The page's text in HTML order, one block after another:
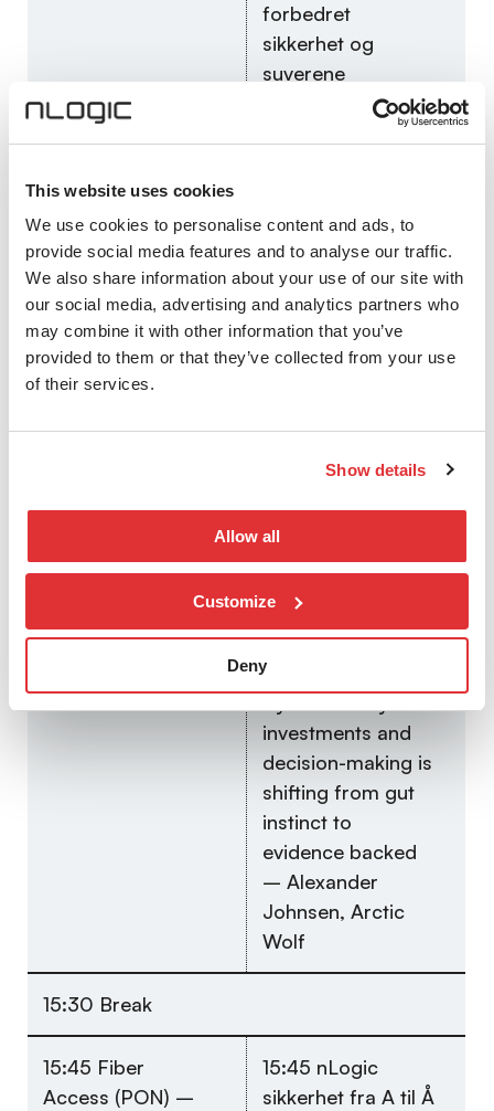
This website uses cookies
We use cookies to personalise content and ads, to
provide social media features and to analyse our traffic.
We also share information about your use of our site with
our social media, advertising and analytics partners who
may combine it with other information that you’ve
provided to them or that they’ve collected from your use
of their services.
Show details
Allow all
Customize
Deny
forbedret
sikkerhet og
suverene
skyløsninger. I
tillegg presenteres
hvorfor Nutanix
ble valgt som
plattform.
15:00 Optical
Solutions – NN,
Access, Metro
15:00Experiences
from the Front
Wolf
Throwing money
more than ever,
and the conclusion
is unavoidable.
investments and
decision-making is
shifting from gut
instinct to
evidence backed
– Alexander
Johnsen, Arctic
Wolf
15:30 Break
15:45 Fiber
Access (PON) –
15:45 nLogic
sikkerhet fra A til Å